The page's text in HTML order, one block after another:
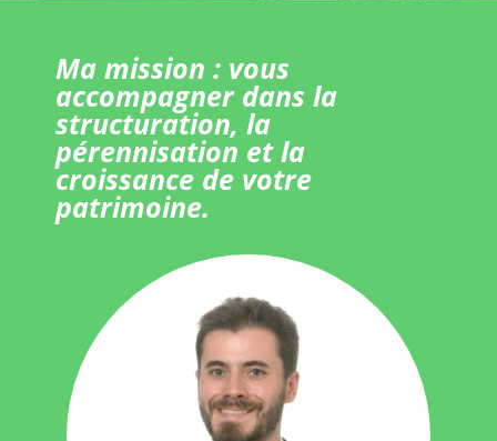
Ma mission : vous
accompagner dans la
structuration, la
pérennisation et la
croissance de votre
patrimoine.